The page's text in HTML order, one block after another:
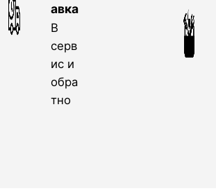
авка
В
серв
ис и
обра
тно